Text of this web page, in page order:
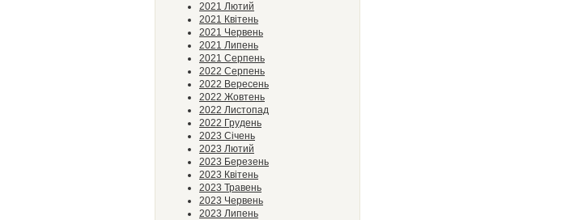
2021 Лютий
2021 Квітень
2021 Червень
2021 Липень
2021 Серпень
2022 Серпень
2022 Вересень
2022 Жовтень
2022 Листопад
2022 Грудень
2023 Січень
2023 Лютий
2023 Березень
2023 Квітень
2023 Травень
2023 Червень
2023 Липень